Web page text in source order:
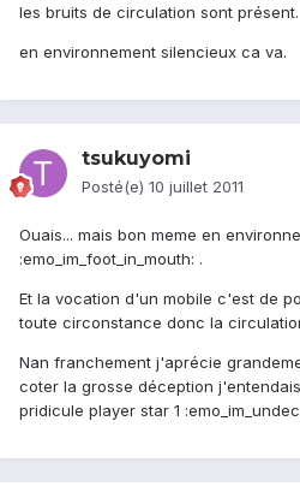
les bruits de circulation sont présent.
en environnement silencieux ca va.
tsukuyomi
Posté(e) 10 juillet 2011
Ouais... mais bon meme en
:emo_im_foot_in_mouth: .
Et la vocation d'un mobile c'est de
toute circonstance donc la
Nan franchement j'aprécie
coter la grosse déception
pridicule player star 1